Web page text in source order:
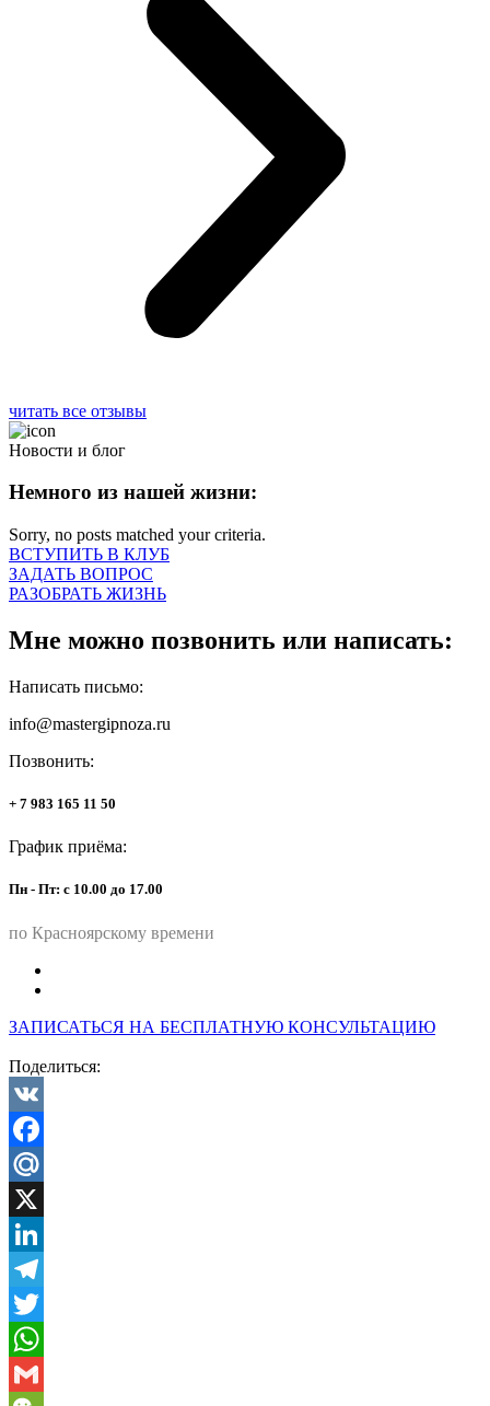
читать все отзывы
Новости и блог
Немного из нашей жизни:
Sorry, no posts matched your criteria.
ВСТУПИТЬ В КЛУБ
ЗАДАТЬ ВОПРОС
РАЗОБРАТЬ ЖИЗНЬ
Мне можно позвонить или написать:
Написать письмо:
info@mastergipnoza.ru
Позвонить:
+ 7 983 165 11 50
График приёма:
Пн - Пт: с 10.00 до 17.00
по Красноярскому времени
ЗАПИСАТЬСЯ НА БЕСПЛАТНУЮ КОНСУЛЬТАЦИЮ
Поделиться:
VK
Facebook
Mail.Ru
X
LinkedIn
Telegram
Twitter
WhatsApp